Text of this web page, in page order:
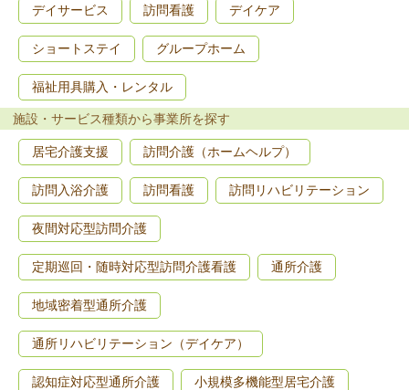
デイサービス 訪問看護 デイケア
ショートステイ グループホーム
福祉用具購入・レンタル
施設・サービス種類から事業所を探す
居宅介護支援 訪問介護（ホームヘルプ）
訪問入浴介護 訪問看護 訪問リハビリテーション
夜間対応型訪問介護
定期巡回・随時対応型訪問介護看護 通所介護
地域密着型通所介護
通所リハビリテーション（デイケア）
認知症対応型通所介護 小規模多機能型居宅介護